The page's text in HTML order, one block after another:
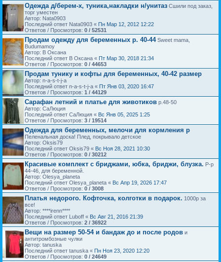
Одежда д/берем-х, туника,накладки н/унитаз Сшили под заказ,
торг уместен
Автор: Nata0903
Последний ответ Nata0903 « Пн Мар 12, 2012 12:22
Ответов / Просмотров: 0 / 52531
Продам одежду для беременных р. 40-44Sweet mama,
Budumamoy
Автор: В Оксана
Последний ответ В Оксана « Пт Мар 30, 2018 21:34
Ответов / Просмотров: 0 / 44653
Продам тунику и кофты для беременных, 40-42 размер
Автор: n-a-s-t-j-a
Последний ответ n-a-s-t-j-a « Пт Янв 03, 2020 16:47
Ответов / Просмотров: 1 / 44129
Сарафан летний и платье для животиков р.48-50
Автор: СаЛюция
Последний ответ СаЛюция « Вс Янв 05, 2025 1:25
Ответов / Просмотров: 3 / 19514
Одежда для беременных, мелочи для кормления р
Пеленальная доска! Плед, покрывало детское
Автор: Oksis79
Последний ответ Oksis79 « Вс Ноя 28, 2021 10:30
Ответов / Просмотров: 0 / 30212
Красивые комплект с бриджами, юбка, бриджи, блузка. Р-р
44-46, для беременной.
Автор: Olesya_planeta
Последний ответ Olesya_planeta « Вс Апр 19, 2026 17:47
Ответов / Просмотров: 0 / 3008
Платья недорого. Кофточка, колготки в подарок. 1000р за
все!
Автор: ****irenn****
Последний ответ Luboff « Вс Авг 21, 2016 21:39
Ответов / Просмотров: 2 / 36922
Вещи на размер 50-54 и бандаж до и после родов и
антитромбозные чулки
Автор: tanuska
Последний ответ tanuska « Пн Ноя 23, 2020 12:20
Ответов / Просмотров: 0 / 24649